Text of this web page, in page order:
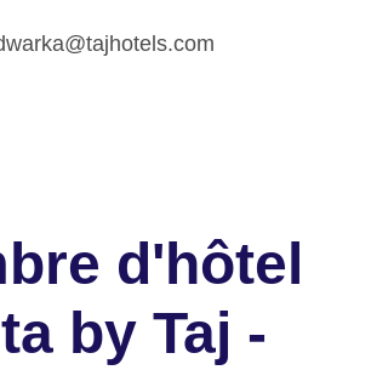
d'hôtel
by Taj -